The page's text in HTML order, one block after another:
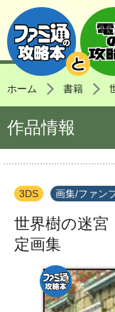
ホーム 書籍
作品情報
3DS 画集/ファン
世界樹の迷
定画集